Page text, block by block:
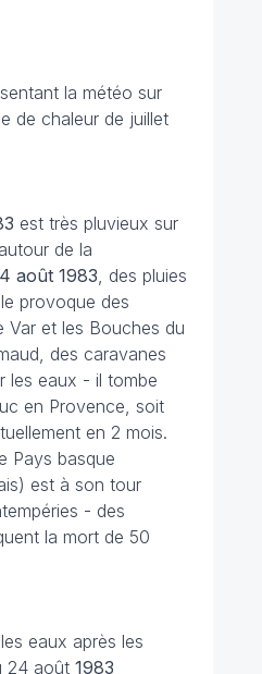
la météo sur
de chaleur de juillet
est très pluvieux sur
de la
août 1983 , des pluies
provoque des
Var et les Bouches du
des caravanes
les eaux - il tombe
en Provence, soit
en 2 mois.
Pays basque
est à son tour
- des
la mort de 50
eaux après les
24 août 1983